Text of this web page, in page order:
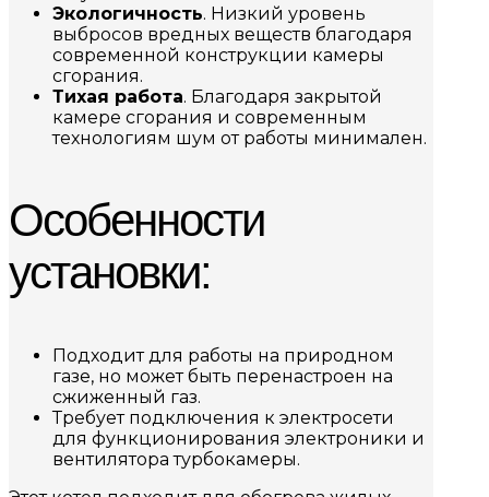
Экологичность. Низкий уровень
выбросов вредных веществ благодаря
современной конструкции камеры
сгорания.
Тихая работа. Благодаря закрытой
камере сгорания и современным
технологиям шум от работы минимален.
Особенности
установки:
Подходит для работы на природном
газе, но может быть перенастроен на
сжиженный газ.
Требует подключения к электросети
для функционирования электроники и
вентилятора турбокамеры.